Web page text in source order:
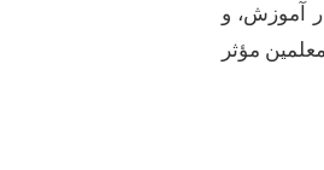
آموزش، و
مؤثر